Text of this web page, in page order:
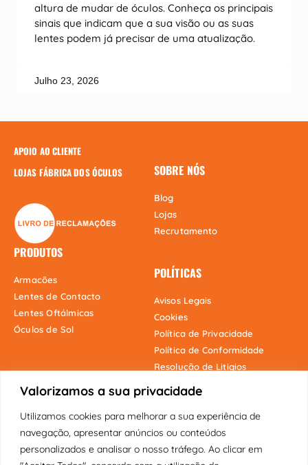
Valorizamos a sua privacidade
Utilizamos cookies para melhorar a sua experiência de
navegação, apresentar anúncios ou conteúdos
personalizados e analisar o nosso tráfego. Ao clicar em
altura de mudar de óculos. Conheça os principais
sinais que indicam que a sua visão ou as suas
lentes podem já precisar de uma atualização.
Julho 23, 2026
APOIO AO CLIENTE
LOJAS FÁBRICA DOS ÓCULOS
SOBRE NÓS
Blog
Lojas
Recrutamento
PRODUTOS
Armacões
Lentes de Contacto
Lentes Oftálmicas
Óculos de Sol
POLÍTICAS
Avisos Legais
Cookies
Política de Privacidade
Política de Conformidade
Resolução de Litigios